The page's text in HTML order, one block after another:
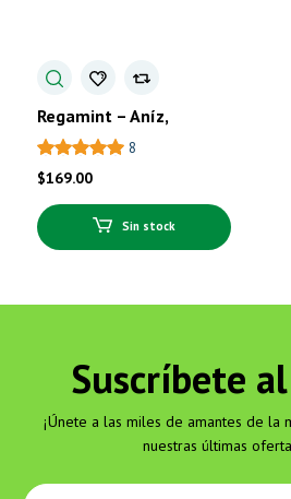
Regamint – Aníz,
Regaliz, Menta
8
$169.00
Sin stock
Suscríbete
¡Únete a las miles de amantes de la
nuestras últimas